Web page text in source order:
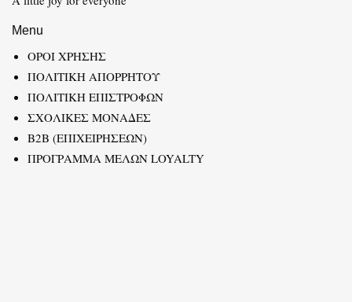
Menu
ΟΡΟΙ ΧΡΗΣΗΣ
ΠΟΛΙΤΙΚΗ ΑΠΟΡΡΗΤΟΥ
ΠΟΛΙΤΙΚΗ ΕΠΙΣΤΡΟΦΩΝ
ΣΧΟΛΙΚΕΣ ΜΟΝΑΔΕΣ
B2B (ΕΠΙΧΕΙΡΗΣΕΩΝ)
ΠΡΟΓΡΑΜΜΑ ΜΕΛΩΝ LOYALTY